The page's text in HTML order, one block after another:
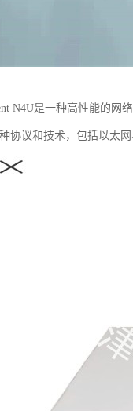
N4U是一种高性能的网
协议和技术，包括以太网